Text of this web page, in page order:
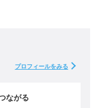
プロフィールをみる
ながる